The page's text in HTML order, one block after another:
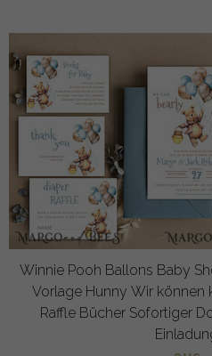
Winnie Pooh Ballons Baby
Vorlage Hunny Wir können
Raffle Bücher Sofortiger